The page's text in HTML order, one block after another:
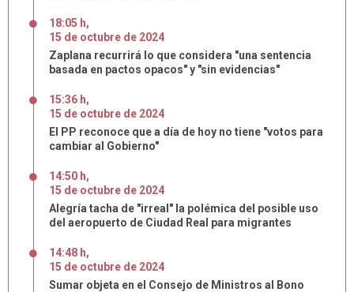
18:05 h,
15 de octubre de 2024
Zaplana recurrirá lo que considera "una sentencia
basada en pactos opacos" y "sin evidencias"
15:36 h,
15 de octubre de 2024
El PP reconoce que a día de hoy no tiene "votos para
cambiar al Gobierno"
14:50 h,
15 de octubre de 2024
Alegría tacha de "irreal" la polémica del posible uso
del aeropuerto de Ciudad Real para migrantes
14:48 h,
15 de octubre de 2024
Sumar objeta en el Consejo de Ministros al Bono